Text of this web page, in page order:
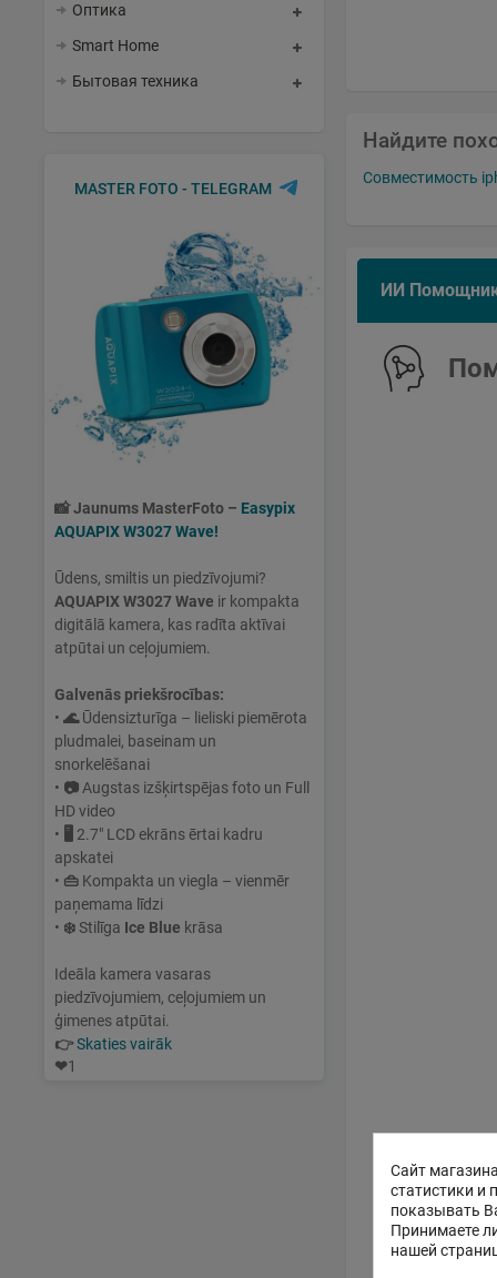
Сайт
статистики
показывать
Принимаете
нашей
Оптика
Smart Home
Бытовая техника
MASTER FOTO - TELEGRAM
📸Jaunums MasterFoto – Easypix
AQUAPIX W3027 Wave!
Ūdens, smiltis un piedzīvojumi?
AQUAPIX W3027 Wave ir kompakta
digitālā kamera, kas radīta aktīvai
atpūtai un ceļojumiem.
Galvenās priekšrocības:
• 🌊Ūdensizturīga – lieliski piemērota
pludmalei, baseinam un
snorkelēšanai
• 📷 Augstas izšķirtspējas foto un Full
HD video
• 🖥 2.7" LCD ekrāns ērtai kadru
apskatei
• 👜 Kompakta un viegla – vienmēr
paņemama līdzi
• ❄️Stilīga Ice Blue krāsa
Ideāla kamera vasaras
piedzīvojumiem, ceļojumiem un
ģimenes atpūtai.
👉Skaties vairāk
❤1
Найдите
Совместимость
ИИ